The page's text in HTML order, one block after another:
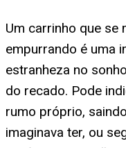
Um carrinho que se
empurrando é uma
estranheza no
do recado. Pode
rumo próprio,
imaginava ter, ou